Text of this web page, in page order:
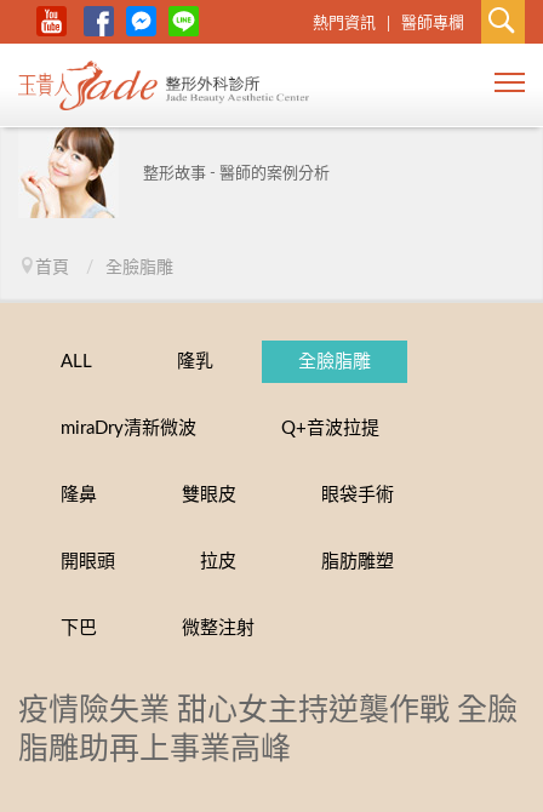
熱門資訊 醫師專欄
整形故事 - 醫師的案例分析
首頁 / 全臉脂雕
ALL 隆乳 全臉脂雕
miraDry清新微波 Q+音波拉提
隆鼻 雙眼皮 眼袋手術
開眼頭 拉皮 脂肪雕塑
下巴 微整注射
疫情險失業 甜心女主持逆襲作戰 全臉
脂雕助再上事業高峰